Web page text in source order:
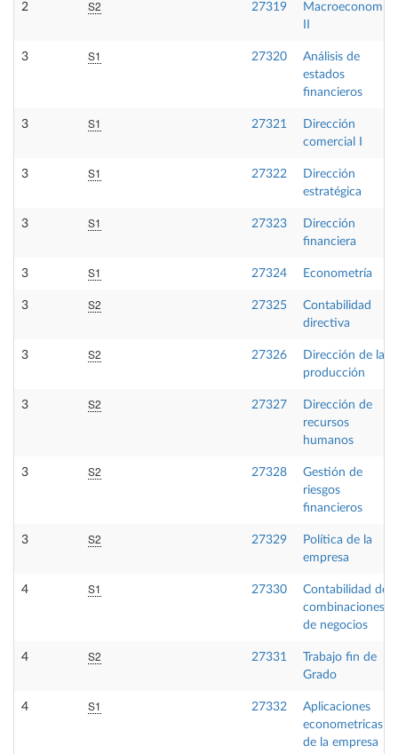
2 S2 27319
Macroeconomía
3 S1 27320
Análisis de
estados
financieros
3 S1 27321
Dirección
comercial I
3 S1 27322
Dirección
estratégica
3 S1 27323
Dirección
financiera
3 S1 27324 Econometría
3 S2 27325
Contabilidad
directiva
3 S2 27326
Dirección de la
producción
3 S2 27327
Dirección de
recursos
humanos
3 S2 27328
Gestión de
riesgos
financieros
3 S2 27329
Política de la
empresa
4 S1 27330
Contabilidad de
combinaciones
de negocios
4 S2 27331
Trabajo fin de
Grado
4 S1 27332
Aplicaciones
econometricas
de la empresa